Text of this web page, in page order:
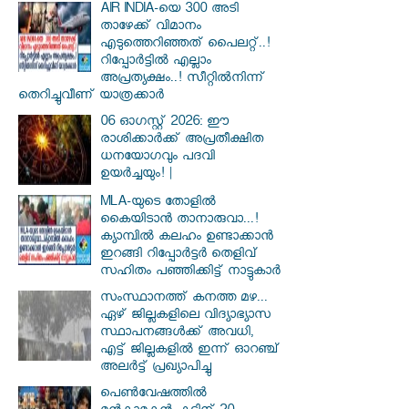
AIR INDIA-യെ 300 അടി
താഴേക്ക് വിമാനം
എടുത്തെറിഞ്ഞത് പൈലറ്റ്..!
റിപ്പോർട്ടിൽ എല്ലാം
അപ്രത്യക്ഷം..! സീറ്റിൽനിന്ന്
തെറിച്ചുവീണ് യാത്രക്കാർ
06 ഓഗസ്റ്റ് 2026: ഈ
രാശിക്കാർക്ക് അപ്രതീക്ഷിത
ധനയോഗവും പദവി
ഉയർച്ചയും! |
MLA-യുടെ തോളിൽ
കൈയിടാൻ താനാരുവാ...!
ക്യാമ്പിൽ കലഹം ഉണ്ടാക്കാൻ
ഇറങ്ങി റിപ്പോർട്ടർ തെളിവ്
സഹിതം പഞ്ഞിക്കിട്ട് നാട്ടുകാർ
സംസ്ഥാനത്ത് കനത്ത മഴ...
ഏഴ് ജില്ലകളിലെ വിദ്യാഭ്യാസ
സ്ഥാപനങ്ങൾക്ക് അവധി,
എട്ട് ജില്ലകളിൽ ഇന്ന് ഓറഞ്ച്
അലർട്ട് പ്രഖ്യാപിച്ചു
പെൺവേഷത്തിൽ